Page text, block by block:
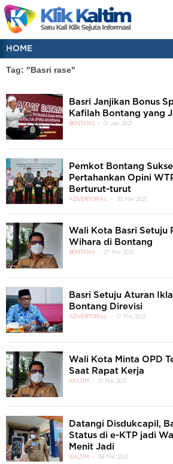
HOME
Tag: "Basri rase"
Basri Janjikan Bonus
Kafilah Bontang yang
BONTANG 01 Juni 2021
Pemkot Bontang
Pertahankan Opini
Berturut-turut
ADVERTORIAL 30 Mei 2021
Wali Kota Basri Setuju
Wihara di Bontang
BONTANG 27 Mei 2021
Basri Setuju Aturan
Bontang Direvisi
ADVERTORIAL 17 Mei 2021
Wali Kota Minta OPD
Saat Rapat Kerja
KALTIM 10 Mei 2021
Datangi Disdukcapil,
Status di e-KTP jadi
Menit Jadi
KALTIM 09 Mei 2021